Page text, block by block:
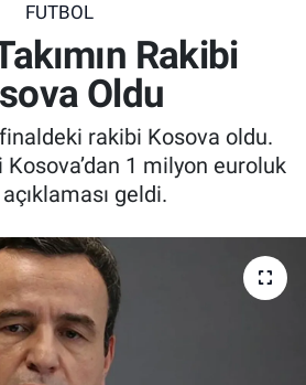
FUTBOL
Rakibi
Oldu
finaldeki rakibi Kosova oldu.
1 milyon euroluk
geldi.